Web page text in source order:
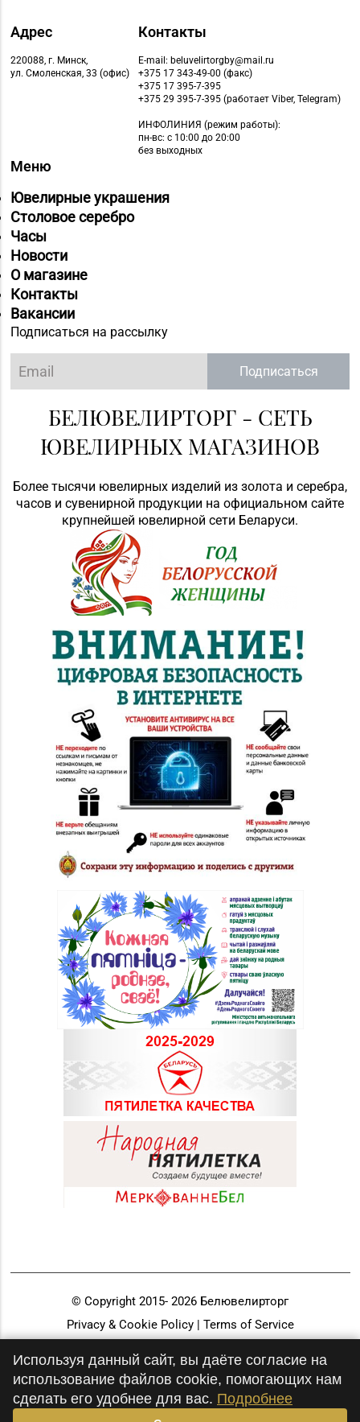
Адрес
220088, г. Минск,
ул. Смоленская, 33 (офис)
Контакты
E-mail: beluvelirtorgby@mail.ru
+375 17 343-49-00 (факс)
+375 17 395-7-395
+375 29 395-7-395 (работает Viber, Telegram)
ИНФОЛИНИЯ (режим работы):
пн-вс: с 10:00 до 20:00
без выходных
Меню
Ювелирные украшения
Столовое серебро
Часы
Новости
О магазине
Контакты
Вакансии
Подписаться на рассылку
Подписаться
БЕЛЮВЕЛИРТОРГ - СЕТЬ
ЮВЕЛИРНЫХ МАГАЗИНОВ
Более тысячи ювелирных изделий из золота и серебра,
часов и сувенирной продукции на официальном сайте
крупнейшей ювелирной сети Беларуси.
© Copyright 2015- 2026 Белювелирторг
Privacy & Cookie Policy | Terms of Service
Используя данный сайт, вы даёте согласие на
использование файлов cookie, помогающих нам
сделать его удобнее для вас. Подробнее